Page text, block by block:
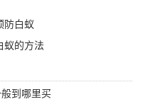
防白蚁
蚁的方法
到哪里买